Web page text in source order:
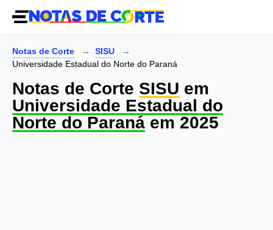
Notas de Corte
SISU
Universidade Estadual do Norte do Paraná
Notas de Corte SISU em
Universidade Estadual do
Norte do Paraná em 2025